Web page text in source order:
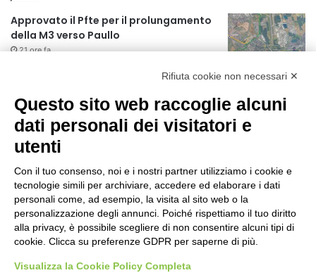
Approvato il Pfte per il prolungamento
della M3 verso Paullo
21 ore fa
75 anni di INFN. La comunità, la storia, il
futuro della ricerca in fisica
fondamentale in Italia
21 ore fa
Milano Aiuta Estate, 1600 prestazioni di
assistenza attivate
23 ore fa
Il potenziale invisibile: come la
curiosità guida l’evoluzione umana
1 giorno fa
Milano tra tradizione e mutamento: il
Rifiuta cookie non necessari ✕
Questo sito web raccoglie alcuni
dati personali dei visitatori e
utenti
Con il tuo consenso, noi e i nostri partner utilizziamo i cookie e
tecnologie simili per archiviare, accedere ed elaborare i dati
personali come, ad esempio, la visita al sito web o la
personalizzazione degli annunci. Poiché rispettiamo il tuo diritto
alla privacy, è possibile scegliere di non consentire alcuni tipi di
cookie. Clicca su preferenze GDPR per saperne di più.
Visualizza la Cookie Policy Completa